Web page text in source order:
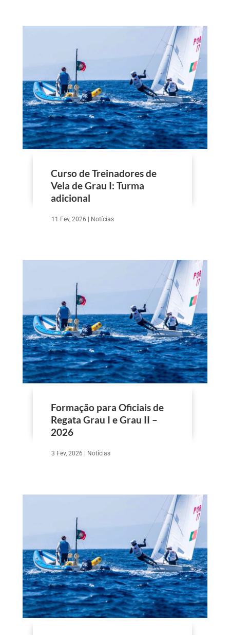
Curso de Treinadores de
Vela de Grau I: Turma
adicional
11 Fev, 2026 Notícias
Formação para Oficiais de
Regata Grau I e Grau II –
2026
3 Fev, 2026 Notícias